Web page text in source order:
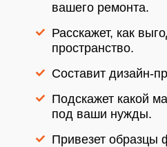
вашего ремонта.
Расскажет, как
пространство.
Составит дизайн-
Подскажет какой
под ваши нужды.
Привезет образцы